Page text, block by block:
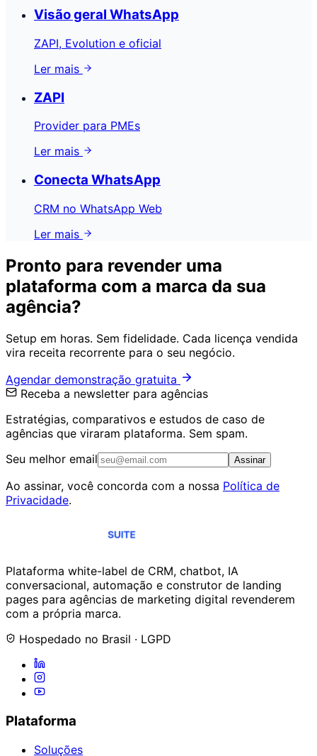
Visão geral WhatsApp
ZAPI, Evolution e oficial
Ler mais
ZAPI
Provider para PMEs
Ler mais
Conecta WhatsApp
CRM no WhatsApp Web
Ler mais
Pronto para revender uma
plataforma com a marca da sua
agência?
Setup em horas. Sem fidelidade. Cada licença vendida
vira receita recorrente para o seu negócio.
Agendar demonstração gratuita
Receba a newsletter para agências
Estratégias, comparativos e estudos de caso de
agências que viraram plataforma. Sem spam.
Seu melhor email
Assinar
Ao assinar, você concorda com a nossa Política de
Privacidade.
Plataforma white-label de CRM, chatbot, IA
conversacional, automação e construtor de landing
pages para agências de marketing digital revenderem
com a própria marca.
Hospedado no Brasil · LGPD
Plataforma
Soluções